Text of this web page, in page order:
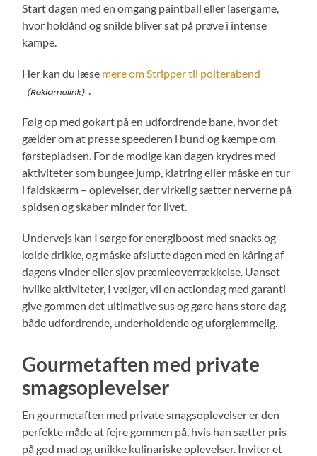
Start dagen med en omgang paintball eller lasergame,
hvor holdånd og snilde bliver sat på prøve i intense
kampe.
Her kan du læse mere om Stripper til polterabend
Følg op med gokart på en udfordrende bane, hvor det
gælder om at presse speederen i bund og kæmpe om
førstepladsen. For de modige kan dagen krydres med
aktiviteter som bungee jump, klatring eller måske en tur
i faldskærm – oplevelser, der virkelig sætter nerverne på
spidsen og skaber minder for livet.
Undervejs kan I sørge for energiboost med snacks og
kolde drikke, og måske afslutte dagen med en kåring af
dagens vinder eller sjov præmieoverrækkelse. Uanset
hvilke aktiviteter, I vælger, vil en actiondag med garanti
give gommen det ultimative sus og gøre hans store dag
både udfordrende, underholdende og uforglemmelig.
Gourmetaften med private
smagsoplevelser
En gourmetaften med private smagsoplevelser er den
perfekte måde at fejre gommen på, hvis han sætter pris
på god mad og unikke kulinariske oplevelser. Inviter et